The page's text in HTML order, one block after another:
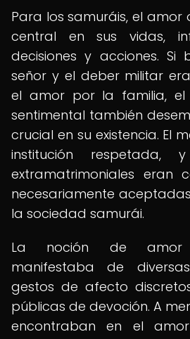
Para los samuráis, el
central en sus vidas,
decisiones y acciones.
señor y el deber militar
el amor por la familia,
sentimental también
crucial en su existencia. El
institución respetada,
extramatrimoniales eran
necesariamente
la sociedad samurái.
La noción de amor
manifestaba de
gestos de afecto
públicas de devoción. A
encontraban en el